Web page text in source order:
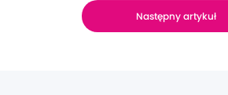
Następny artykuł